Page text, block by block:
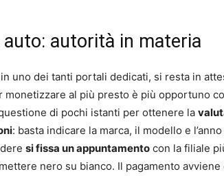
autorità in materia
uno dei tanti portali dedicati, si resta in
monetizzare al più presto è più opportuno
di pochi istanti per ottenere la
: basta indicare la marca, il modello e
si fissa un appuntamento con la filiale
nero su bianco. Il pagamento